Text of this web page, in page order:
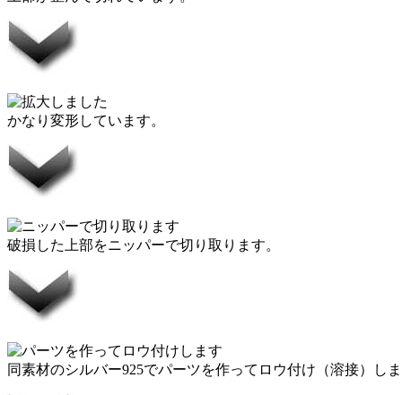
かなり変形しています。
破損した上部をニッパーで切り取ります。
同素材のシルバー925でパーツを作ってロウ付け（溶接）し